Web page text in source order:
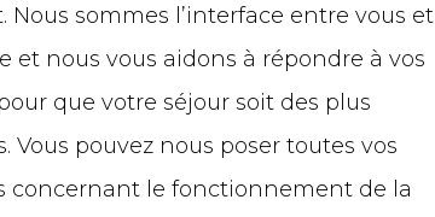
Nous sommes l’interface entre vous et
et nous vous aidons à répondre à vos
que votre séjour soit des plus
Vous pouvez nous poser toutes vos
concernant le fonctionnement de la